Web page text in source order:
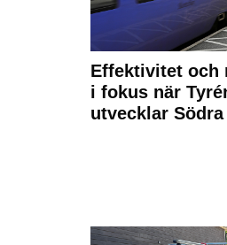
Effektivitet och
i fokus när
utvecklar